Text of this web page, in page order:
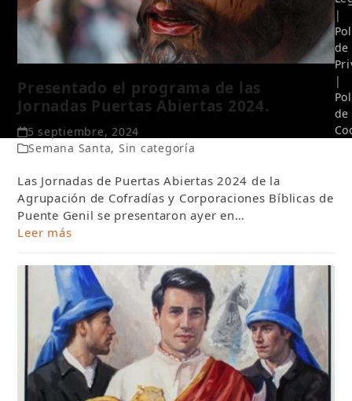
Presentado el programa de las
Jornadas Puertas Abiertas 2024.
5 septiembre, 2024
Semana Santa, Sin categoría
Las Jornadas de Puertas Abiertas 2024 de la
Agrupación de Cofradías y Corporaciones Bíblicas de
Puente Genil se presentaron ayer en…
Leer más
|
de
|
de